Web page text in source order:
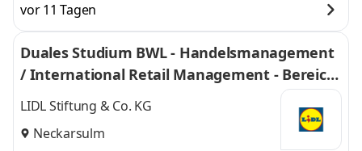
vor 11 Tagen
Duales Studium BWL - Handelsmanagement
/ International Retail Management - Bereich
Einkauf 2027
LIDL Stiftung & Co. KG
Neckarsulm